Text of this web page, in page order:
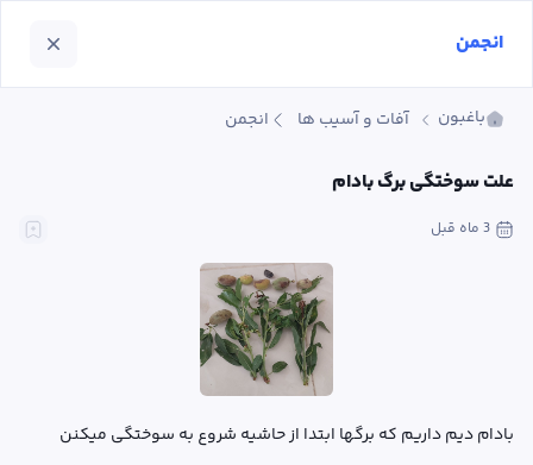
باغبون آفات و آسیب ها انجمن
علت سوختگی برگ بادام
3 ماه قبل
انجمن